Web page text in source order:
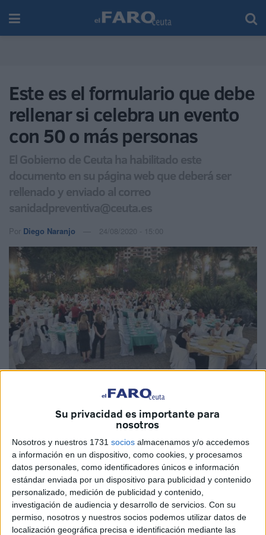
Su privacidad es importante para
nosotros
Nosotros y nuestros 1731 socios almacenamos y/o accedemos
a información en un dispositivo, como cookies, y procesamos
datos personales, como identificadores únicos e información
estándar enviada por un dispositivo para publicidad y contenido
personalizado, medición de publicidad y contenido,
investigación de audiencia y desarrollo de servicios. Con su
permiso, nosotros y nuestros socios podemos utilizar datos de
localización geográfica precisa e identificación mediante las
Este es el formulario que debe
rellenar si celebra un evento
con 50 o más personas
El Gobierno de Ceuta ha habilitado este
documento en su página web que deberá ser
rellenado y enviado al correo
sanidadpreventiva@ceuta.es
Por Diego Naranjo 24/08/2020 - 15:00
Debido a la suma de casos decoronavirus que se han
visto incrementados durante la época estival en nuestro
país, el Gobierno central con el apoyo de las Consejerías
deSanidadde las distintas Comunidades Autónomas
decidió tener que autorizar cualquier evento, acto o